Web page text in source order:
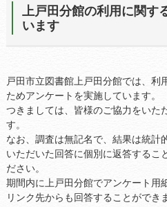
上戸田分館の利用に関
います
戸田市立図書館上戸田分館では、利
ためアンケートを実施しています。
つきましては、皆様のご協力をいた
す。
なお、調査は無記名で、結果は統計
いただいた回答に個別に返答するこ
ださい。
期間内に上戸田分館でアンケート用
リンク先からも回答することができ